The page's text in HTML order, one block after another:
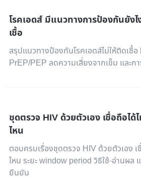
โรคเอดส์ มีแนวทางการป้องกันยังไ
เชื้อ
สรุปแนวทางป้องกันโรคเอดส์ไม่ให้ติดเชื้
PrEP/PEP ลดความเสี่ยงจากเข็ม และ
ชุดตรวจ HIV ด้วยตัวเอง เชื่อถือไ
ไหน
ตอบครบเรื่องชุดตรวจ HIV ด้วยตัวเอง
ไหน ระยะ window period วิธีใช้-อ่านผล
ยืนยัน